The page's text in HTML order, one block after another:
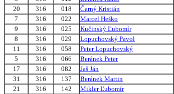
20
316 018 Čarný Kristián
7
316 022 Marcel Heško
9
316 025 Kučinský Ľubomír
8
316 029 Lopuchovský Pavol
11
316 058 Peter Lopuchovský
5
316 066 Beránek Peter
17
316 082 Jaš Ján
31
316 137 Beránek Martin
21
316 142 Mikler Ľubomír